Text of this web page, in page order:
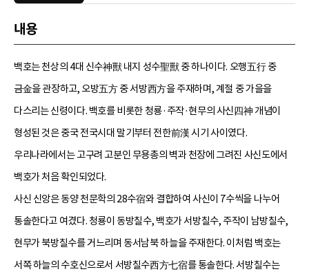
내용
백호는 천상의 4대 신수神獸 내지 성수聖獸 중 하나이다. 오행五行 중
금金을 관장하고, 오방五方 중 서방西方을 주재하며, 계절 중 가을을
다스리는 신령이다. 백호를 비롯한 청룡·주작·현무의 사신四神 개념이
형성된 것은 중국 전국시대 말기부터 전한前漢 시기 사이였다.
우리나라에서는 고구려 고분인 무용총의 벽과 천장에 그려진 사신도에서
백호가 처음 확인되었다.
사신 신앙은 동양 천문학의 28수宿와 결합하여 사신이 7수씩을 나누어
통솔한다고 여겼다. 청룡이 동방칠수, 백호가 서방칠수, 주작이 남방칠수,
현무가 북방칠수를 거느리며 동서남북 하늘을 주재한다. 이처럼 백호는
서쪽 하늘의 수호신으로서 서방칠수西方七宿를 통솔한다. 서방칠수는